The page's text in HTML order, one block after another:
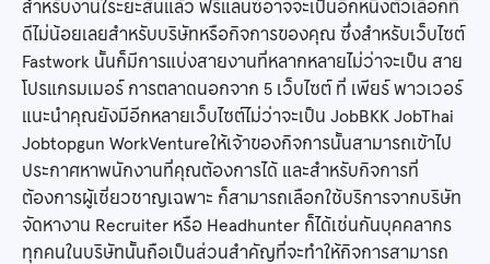
สำหรับงานใระยะสั้นแล้ว ฟรีแลนซ์อาจจะเป็นอีกหนึ่งตัวเลือกที่
ดีไม่น้อยเลยสำหรับบริษัทหรือกิจการของคุณ ซึ่งสำหรับเว็บไซต์
Fastwork นั้นก็มีการแบ่งสายงานที่หลากหลายไม่ว่าจะเป็น สาย
โปรแกรมเมอร์ การตลาดนอกจาก 5 เว็บไซต์ ที่ เพียร์ พาวเวอร์
แนะนำคุณยังมีอีกหลายเว็บไซต์ไม่ว่าจะเป็น JobBKK JobThai
Jobtopgun WorkVentureให้เจ้าของกิจการนั้นสามารถเข้าไป
ประกาศหาพนักงานที่คุณต้องการได้ และสำหรับกิจการที่
ต้องการผู้เชี่ยวชาญเฉพาะ ก็สามารถเลือกใช้บริการจากบริษัท
จัดหางาน Recruiter หรือ Headhunter ก็ได้เช่นกันบุคคลากร
ทุกคนในบริษัทนั้นถือเป็นส่วนสำคัญที่จะทำให้กิจการสามารถ